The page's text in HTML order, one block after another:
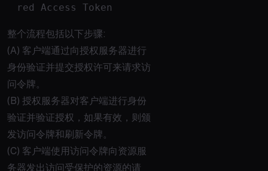
red Access Token
整个流程包括以下步骤:
(A) 客户端通过向授权服务器进行
身份验证并提交授权许可来请求访
问令牌。
(B) 授权服务器对客户端进行身份
验证并验证授权，如果有效，则颁
发访问令牌和刷新令牌。
(C) 客户端使用访问令牌向资源服
务器发出访问受保护的资源的请